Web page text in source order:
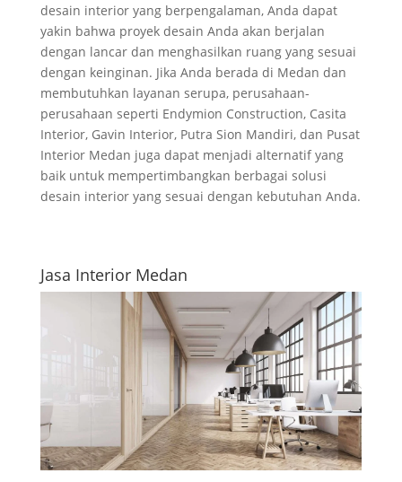
desain interior yang berpengalaman, Anda dapat
yakin bahwa proyek desain Anda akan berjalan
dengan lancar dan menghasilkan ruang yang sesuai
dengan keinginan. Jika Anda berada di Medan dan
membutuhkan layanan serupa, perusahaan-
perusahaan seperti Endymion Construction, Casita
Interior, Gavin Interior, Putra Sion Mandiri, dan Pusat
Interior Medan juga dapat menjadi alternatif yang
baik untuk mempertimbangkan berbagai solusi
desain interior yang sesuai dengan kebutuhan Anda.
Jasa Interior Medan